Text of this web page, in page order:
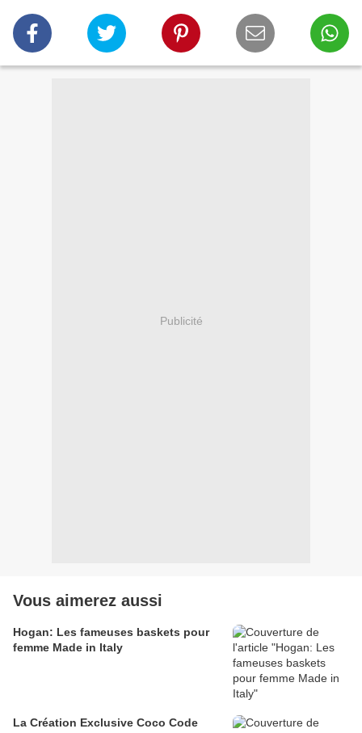
Publicité
Vous aimerez aussi
Hogan: Les fameuses baskets pour
femme Made in Italy
La Création Exclusive Coco Code